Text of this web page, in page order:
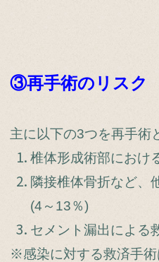
③再手術のリスク
主に以下の3つを再手術
椎体形成術部におけ
隣接椎体骨折など、
(4～13％)
セメント漏出による
※感染に対する救済手